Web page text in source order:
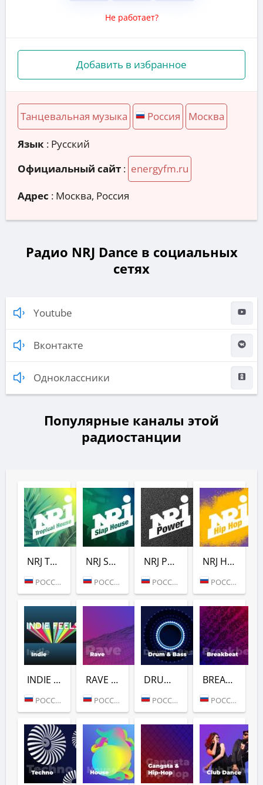
Не работает?
Добавить в избранное
Танцевальная музыка Россия Москва
Язык : Русский
Официальный сайт : energyfm.ru
Адрес : Москва, Россия
Радио NRJ Dance в социальных
сетях
Youtube
Вконтакте
Одноклассники
Популярные каналы этой
радиостанции
NRJ TROPICAL HOUSE
РОССИЯ (МОСКВА)
NRJ SLAP HOUSE
РОССИЯ (МОСКВА)
NRJ POWER
РОССИЯ (МОСКВА)
NRJ HIP-HOP
РОССИЯ (МОСКВА)
INDIE (РАДИО ENERGY)
РОССИЯ (МОСКВА)
RAVE (РАДИО ENERGY)
РОССИЯ (МОСКВА)
DRUM & BASS (РАДИО ENERGY)
РОССИЯ (МОСКВА)
BREAKBEAT (РАДИО ENERGY)
РОССИЯ (МОСКВА)